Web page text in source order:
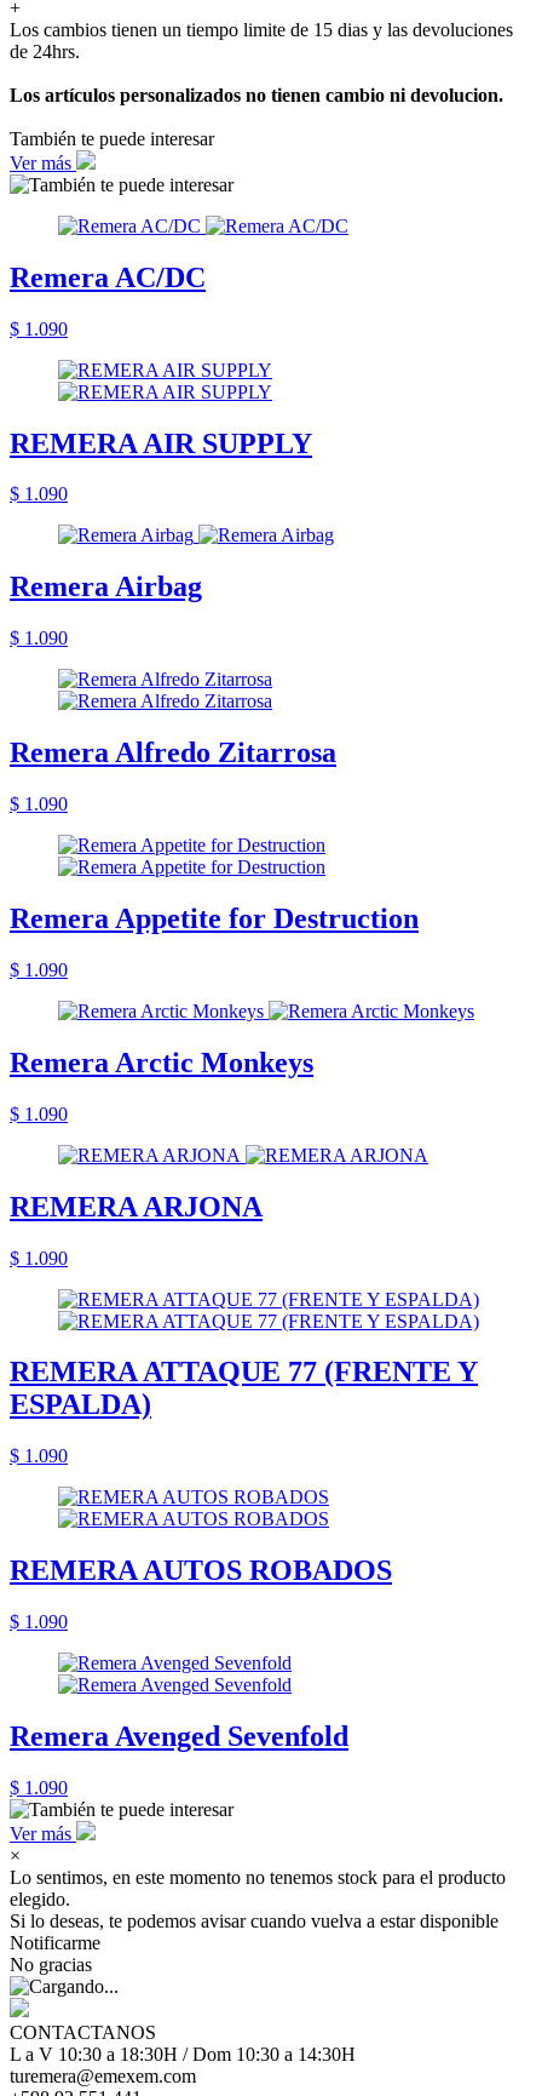
+
Los cambios tienen un tiempo limite de 15 dias y las devoluciones
de 24hrs.
Los artículos personalizados no tienen cambio ni devolucion.
También te puede interesar
Ver más
Remera AC/DC
$ 1.090
REMERA AIR SUPPLY
$ 1.090
Remera Airbag
$ 1.090
Remera Alfredo Zitarrosa
$ 1.090
Remera Appetite for Destruction
$ 1.090
Remera Arctic Monkeys
$ 1.090
REMERA ARJONA
$ 1.090
REMERA ATTAQUE 77 (FRENTE Y
ESPALDA)
$ 1.090
REMERA AUTOS ROBADOS
$ 1.090
Remera Avenged Sevenfold
$ 1.090
Ver más
×
Lo sentimos, en este momento no tenemos stock para el producto
elegido.
Si lo deseas, te podemos avisar cuando vuelva a estar disponible
Notificarme
No gracias
CONTACTANOS
L a V 10:30 a 18:30H / Dom 10:30 a 14:30H
turemera@emexem.com